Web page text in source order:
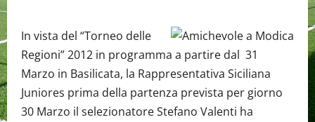
In vista del “Torneo delle
Regioni” 2012 in programma a partire dal 31
Marzo in Basilicata, la Rappresentativa Siciliana
Juniores prima della partenza prevista per giorno
30 Marzo il selezionatore Stefano Valenti ha